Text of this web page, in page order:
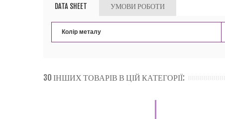
DATA SHEET УМОВИ РОБОТИ
Колір металу
30 ІНШИХ ТОВАРІВ В ЦІЙ КАТЕГОРІЇ: